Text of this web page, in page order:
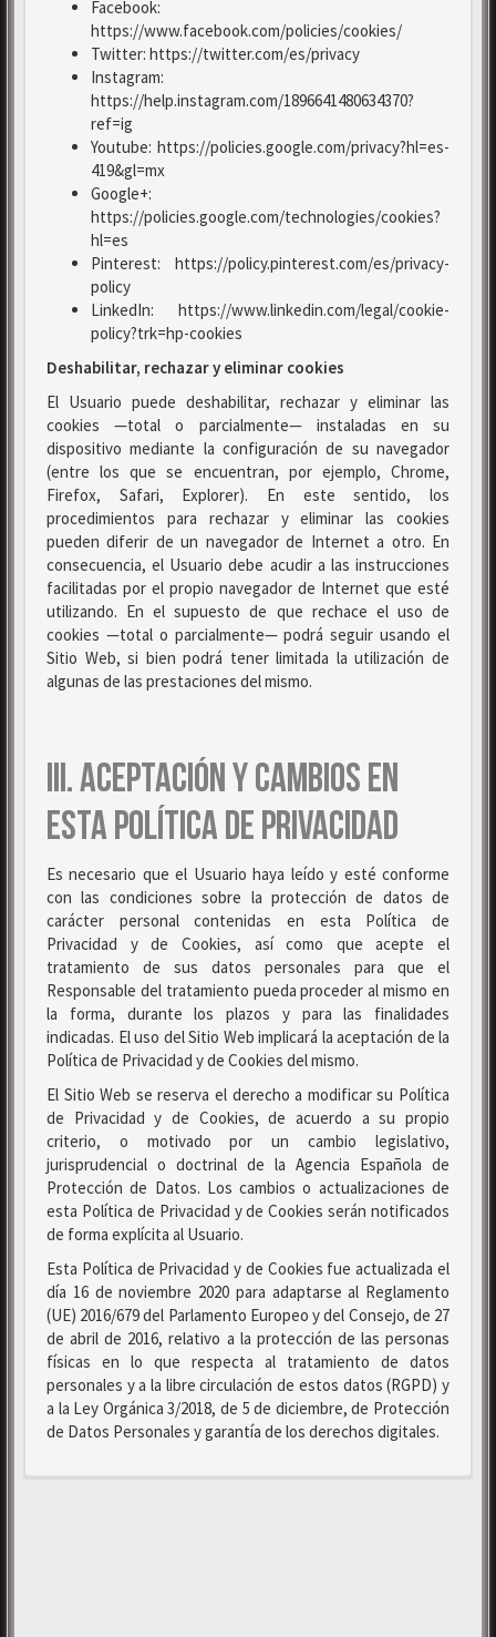
Facebook:
https://www.facebook.com/policies/cookies/
Twitter: https://twitter.com/es/privacy
Instagram:
https://help.instagram.com/1896641480634370?
ref=ig
Youtube: https://policies.google.com/privacy?hl=es-
419&gl=mx
Google+:
https://policies.google.com/technologies/cookies?
hl=es
Pinterest: https://policy.pinterest.com/es/privacy-
policy
LinkedIn: https://www.linkedin.com/legal/cookie-
policy?trk=hp-cookies
Deshabilitar, rechazar y eliminar cookies
El Usuario puede deshabilitar, rechazar y eliminar las
cookies —total o parcialmente— instaladas en su
dispositivo mediante la configuración de su navegador
(entre los que se encuentran, por ejemplo, Chrome,
Firefox, Safari, Explorer). En este sentido, los
procedimientos para rechazar y eliminar las cookies
pueden diferir de un navegador de Internet a otro. En
consecuencia, el Usuario debe acudir a las instrucciones
facilitadas por el propio navegador de Internet que esté
utilizando. En el supuesto de que rechace el uso de
cookies —total o parcialmente— podrá seguir usando el
Sitio Web, si bien podrá tener limitada la utilización de
algunas de las prestaciones del mismo.
III. ACEPTACIÓN Y CAMBIOS EN
ESTA POLÍTICA DE PRIVACIDAD
Es necesario que el Usuario haya leído y esté conforme
con las condiciones sobre la protección de datos de
carácter personal contenidas en esta Política de
Privacidad y de Cookies, así como que acepte el
tratamiento de sus datos personales para que el
Responsable del tratamiento pueda proceder al mismo en
la forma, durante los plazos y para las finalidades
indicadas. El uso del Sitio Web implicará la aceptación de la
Política de Privacidad y de Cookies del mismo.
El Sitio Web se reserva el derecho a modificar su Política
de Privacidad y de Cookies, de acuerdo a su propio
criterio, o motivado por un cambio legislativo,
jurisprudencial o doctrinal de la Agencia Española de
Protección de Datos. Los cambios o actualizaciones de
esta Política de Privacidad y de Cookies serán notificados
de forma explícita al Usuario.
Esta Política de Privacidad y de Cookies fue actualizada el
día 16 de noviembre 2020 para adaptarse al Reglamento
(UE) 2016/679 del Parlamento Europeo y del Consejo, de 27
de abril de 2016, relativo a la protección de las personas
físicas en lo que respecta al tratamiento de datos
personales y a la libre circulación de estos datos (RGPD) y
a la Ley Orgánica 3/2018, de 5 de diciembre, de Protección
de Datos Personales y garantía de los derechos digitales.